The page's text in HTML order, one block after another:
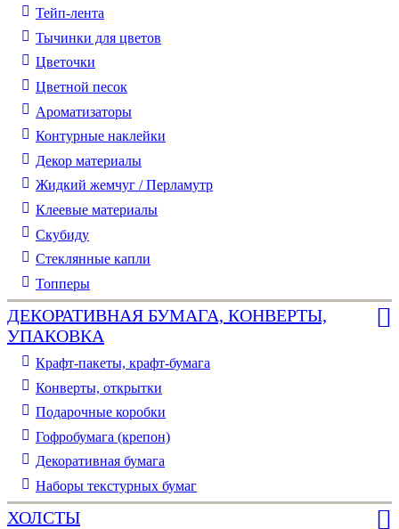
Тейп-лента
Тычинки для цветов
Цветочки
Цветной песок
Ароматизаторы
Контурные наклейки
Декор материалы
Жидкий жемчуг / Перламутр
Клеевые материалы
Скубиду
Стеклянные капли
Топперы
ДЕКОРАТИВНАЯ БУМАГА, КОНВЕРТЫ,
УПАКОВКА
Крафт-пакеты, крафт-бумага
Конверты, открытки
Подарочные коробки
Гофробумага (крепон)
Декоративная бумага
Наборы текстурных бумаг
ХОЛСТЫ